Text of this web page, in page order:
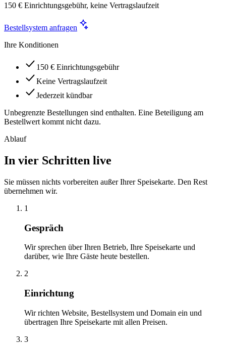
150 € Einrichtungsgebühr, keine Vertragslaufzeit
Bestellsystem anfragen
Ihre Konditionen
150 € Einrichtungsgebühr
Keine Vertragslaufzeit
Jederzeit kündbar
Unbegrenzte Bestellungen sind enthalten. Eine Beteiligung am
Bestellwert kommt nicht dazu.
Ablauf
In vier Schritten live
Sie müssen nichts vorbereiten außer Ihrer Speisekarte. Den Rest
übernehmen wir.
1
Gespräch
Wir sprechen über Ihren Betrieb, Ihre Speisekarte und
darüber, wie Ihre Gäste heute bestellen.
2
Einrichtung
Wir richten Website, Bestellsystem und Domain ein und
übertragen Ihre Speisekarte mit allen Preisen.
3